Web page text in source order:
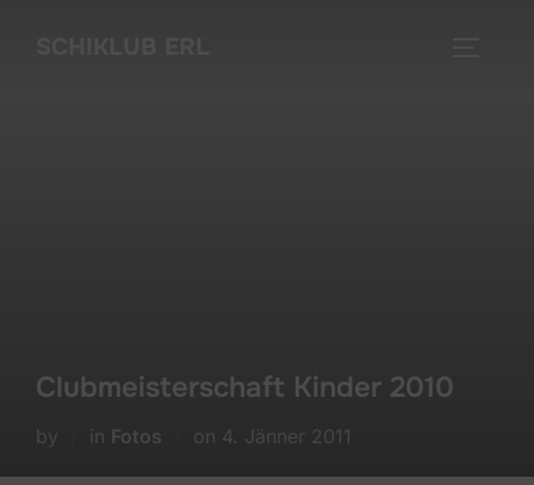
Clubmeisterschaft Kinder 2010
by in Fotos on Posted
4. Jänner 2011